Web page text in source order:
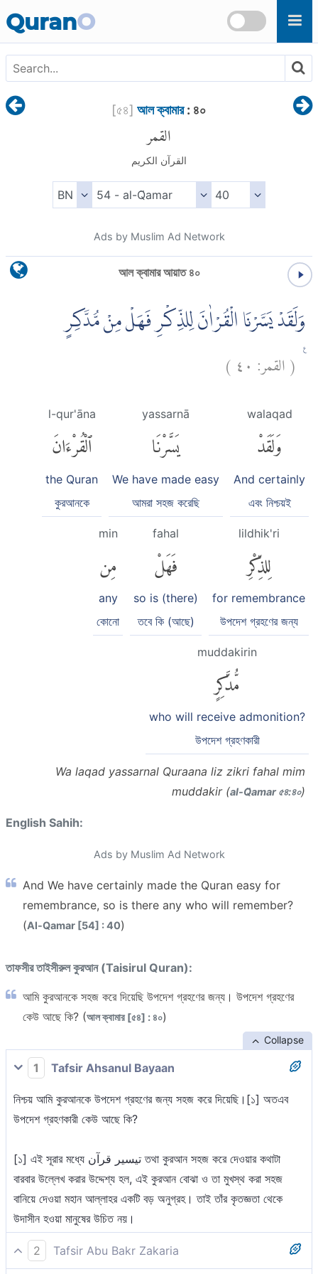
QuranO
[৫৪] আল ক্বামার: ৪০
القمر
القرآن الكريم
Ads by Muslim Ad Network
আল ক্বামার আয়াত ৪০
وَلَقَدْ يَسَّرْنَا الْقُرْاٰنَ لِلذِّكْرِ فَهَلْ مِنْ مُّدَّكِرٍ
(القمر: ٤٠)
walaqad
وَلَقَدْ
And certainly
এবং নিশ্চয়ই
yassarnā
يَسَّرْنَا
We have made easy
আমরা সহজ করেছি
l-qur'āna
ٱلْقُرْءَانَ
the Quran
কুরআনকে
lildhik'ri
لِلذِّكْرِ
for remembrance
উপদেশ গ্রহণের জন্য
fahal
فَهَلْ
so is (there)
তবে কি (আছে)
min
مِن
any
কোনো
muddakirin
مُّدَّكِرٍ
who will receive admonition?
উপদেশ গ্রহণকারী
Wa laqad yassarnal Quraana liz zikri fahal mim
muddakir (al-Q̈amar ৫৪:৪০)
English Sahih:
Ads by Muslim Ad Network
And We have certainly made the Quran easy for
remembrance, so is there any who will remember?
(Al-Qamar [54] : 40)
তাফসীর তাইসীরুল কুরআন (Taisirul Quran):
আমি কুরআনকে সহজ করে দিয়েছি উপদেশ গ্রহণের জন্য। উপদেশ গ্রহণের
কেউ আছে কি? (আল ক্বামার [৫৪] : ৪০)
Collapse
1 Tafsir Ahsanul Bayaan
নিশ্চয় আমি কুরআনকে উপদেশ গ্রহণের জন্য সহজ করে দিয়েছি।[১] অতএব
উপদেশ গ্রহণকারী কেউ আছে কি?
[১] এই সূরার মধ্যে تيسير قرآن তথা কুরআন সহজ করে দেওয়ার কথাটা
বারবার উল্লেখ করার উদ্দেশ্য হল, এই কুরআন বোঝা ও তা মুখস্থ করা সহজ
বানিয়ে দেওয়া মহান আল্লাহর একটি বড় অনুগ্রহ। তাই তাঁর কৃতজ্ঞতা থেকে
উদাসীন হওয়া মানুষের উচিত নয়।
2 Tafsir Abu Bakr Zakaria